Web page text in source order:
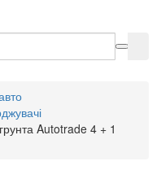
Autotrade 4 + 1